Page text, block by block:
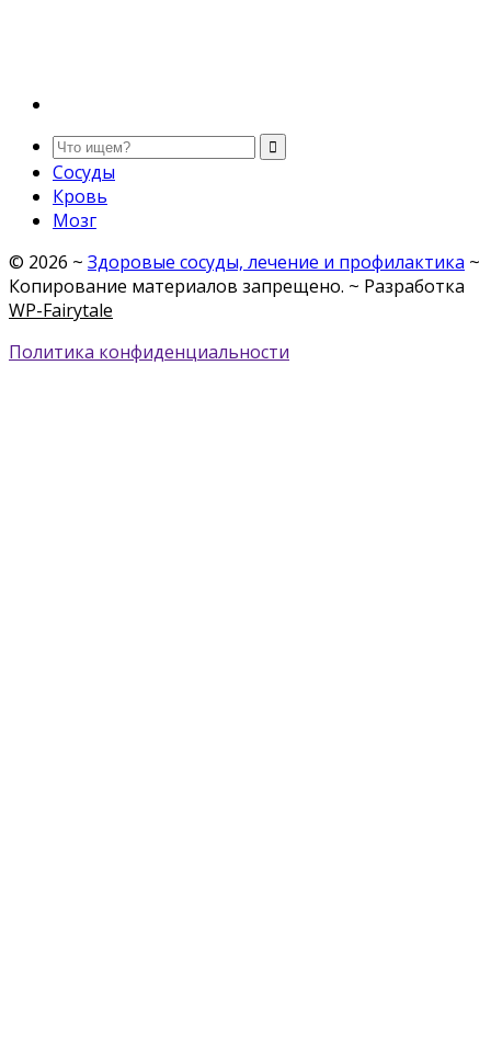
Сосуды
Кровь
Мозг
© 2026 ~ Здоровые сосуды, лечение и профилактика ~
Копирование материалов запрещено. ~ Разработка
WP-Fairytale
Политика конфиденциальности